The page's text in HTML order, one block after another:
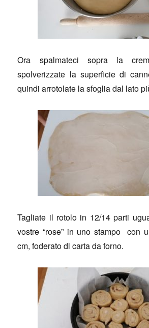
Ora spalmateci sopra la
spolverizzate la superficie di
quindi arrotolate la sfoglia dal lato
Tagliate il rotolo in 12/14 parti
vostre “rose” in uno stampo con
cm, foderato di carta da forno.